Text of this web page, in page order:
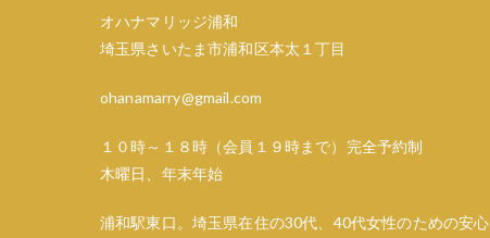
ゲ
ー
シ
ョ
ン
オハナマリッジ浦和
埼玉県さいたま市浦和区本太１丁目
ohanamarry@gmail.com
１０時～１８時（会員１９時まで）完全予約制
木曜日、年末年始
浦和駅東口。埼玉県在住の30代、40代女性のための安心